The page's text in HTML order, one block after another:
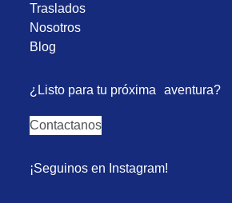
Traslados
Nosotros
Blog
¿Listo para tu próxima aventura?
Contactanos
¡Seguinos en Instagram!